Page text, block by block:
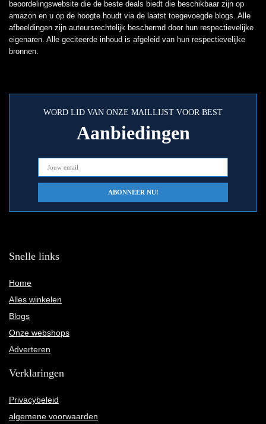
beoordelingswebsite die de beste deals biedt die beschikbaar zijn op
amazon en u op de hoogte houdt via de laatst toegevoegde blogs. Alle
afbeeldingen zijn auteursrechtelijk beschermd door hun respectievelijke
eigenaren. Alle geciteerde inhoud is afgeleid van hun respectievelijke
bronnen.
WORD LID VAN ONZE MAILLIJST VOOR BEST
Aanbiedingen
Snelle links
Home
Alles winkelen
Blogs
Onze webshops
Adverteren
Verklaringen
Privacybeleid
algemene voorwaarden